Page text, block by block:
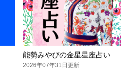
能勢みやびの金星星座占い
2026年07年31日更新